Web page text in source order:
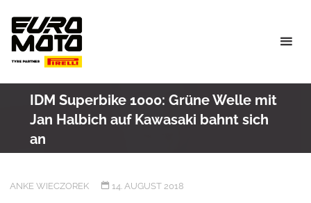
content
IDM Superbike 1000: Grüne Welle mit
Jan Halbich auf Kawasaki bahnt sich
an
ANKE WIECZOREK 14. AUGUST 2018